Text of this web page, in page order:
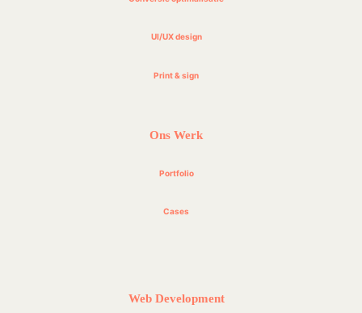
UI/UX design
Print & sign
Ons Werk
Portfolio
Cases
Web Development